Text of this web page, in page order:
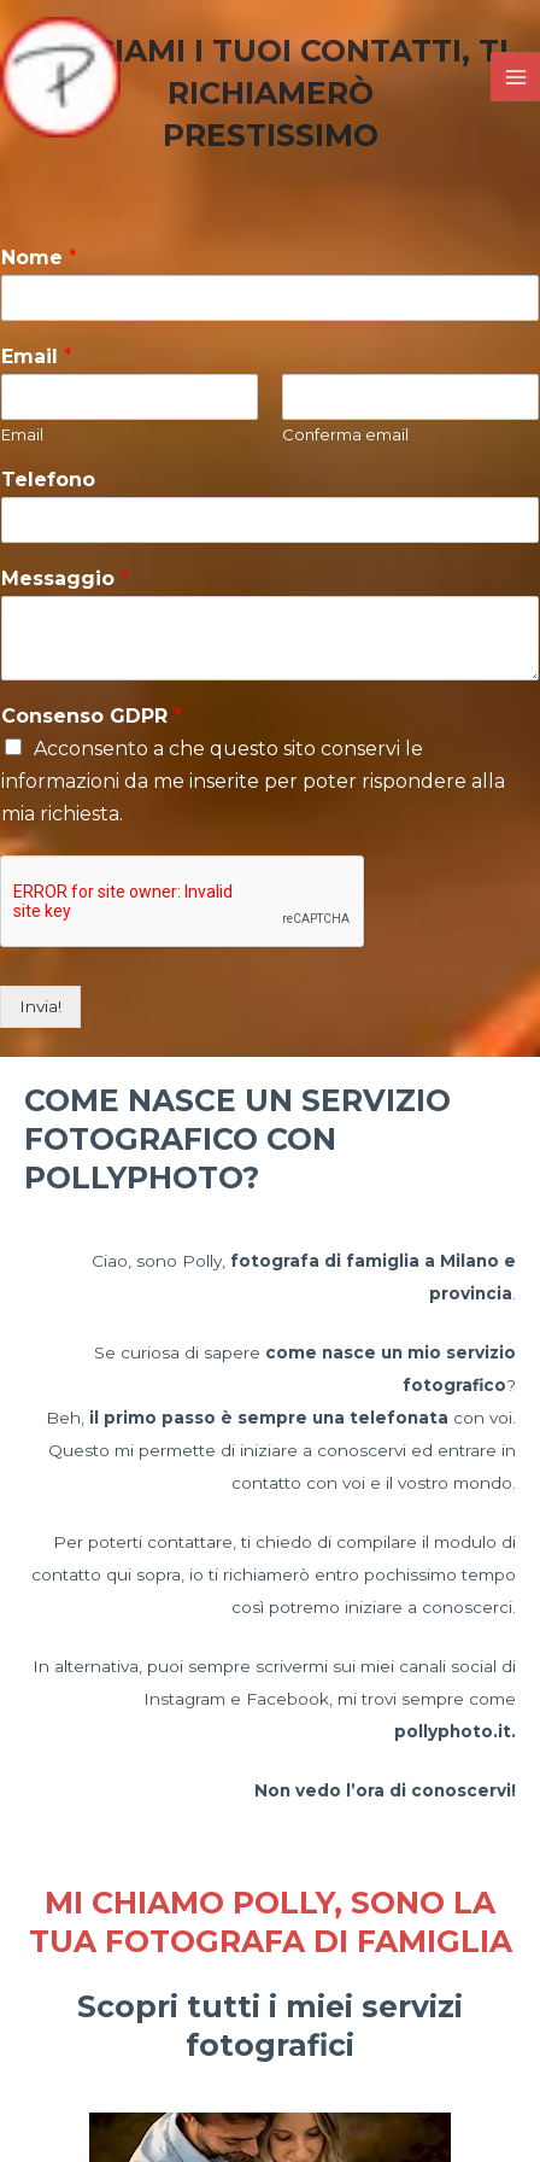
al
contenuto
LASCIAMI I TUOI CONTATTI, TI
RICHIAMERÒ
PRESTISSIMO
Nome *
Email *
Email Conferma email
Telefono
Messaggio *
Consenso GDPR *
Acconsento a che questo sito conservi le
informazioni da me inserite per poter rispondere alla
mia richiesta.
Invia!
COME NASCE UN SERVIZIO
FOTOGRAFICO CON
POLLYPHOTO?
Ciao, sono Polly, fotografa di famiglia a Milano e
provincia
Se curiosa di sapere come nasce un mio servizio
fotografico?
Beh, il primo passo è sempre una telefonata con voi.
Questo mi permette di iniziare a conoscervi ed entrare in
contatto con voi e il vostro mondo.
Per poterti contattare, ti chiedo di compilare il modulo di
contatto qui sopra, io ti richiamerò entro pochissimo tempo
così potremo iniziare a conoscerci.
In alternativa, puoi sempre scrivermi sui miei canali social di
Instagram e Facebook, mi trovi sempre come
pollyphoto.it.
Non vedo l’ora di conoscervi!
MI CHIAMO POLLY, SONO LA
TUA FOTOGRAFA DI FAMIGLIA
Scopri tutti i miei servizi
fotografici